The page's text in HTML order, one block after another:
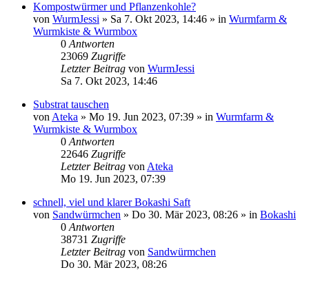
Kompostwürmer und Pflanzenkohle?
von WurmJessi » Sa 7. Okt 2023, 14:46 » in Wurmfarm &
Wurmkiste & Wurmbox
0 Antworten
23069 Zugriffe
Letzter Beitrag von WurmJessi
Sa 7. Okt 2023, 14:46
Substrat tauschen
von Ateka » Mo 19. Jun 2023, 07:39 » in Wurmfarm &
Wurmkiste & Wurmbox
0 Antworten
22646 Zugriffe
Letzter Beitrag von Ateka
Mo 19. Jun 2023, 07:39
schnell, viel und klarer Bokashi Saft
von Sandwürmchen » Do 30. Mär 2023, 08:26 » in Bokashi
0 Antworten
38731 Zugriffe
Letzter Beitrag von Sandwürmchen
Do 30. Mär 2023, 08:26